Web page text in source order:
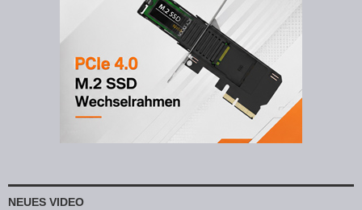
NEUES VIDEO